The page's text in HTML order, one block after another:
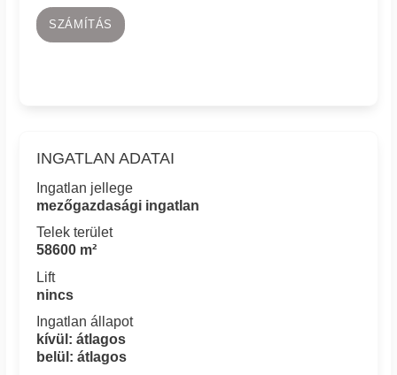
SZÁMÍTÁS
INGATLAN ADATAI
Ingatlan jellege
mezőgazdasági ingatlan
Telek terület
58600 m²
Lift
nincs
Ingatlan állapot
kívül: átlagos
belül: átlagos